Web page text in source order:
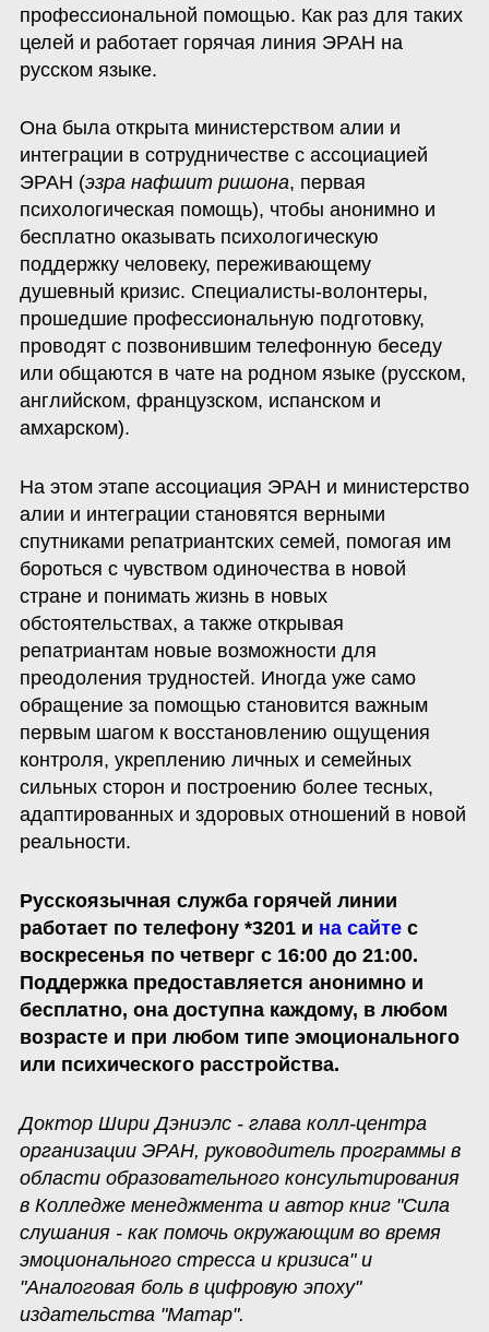
профессиональной помощью. Как раз для таких
целей и работает горячая линия ЭРАН на
русском языке.
Она была открыта министерством алии и
интеграции в сотрудничестве с ассоциацией
ЭРАН (эзра нафшит ришона, первая
психологическая помощь), чтобы анонимно и
бесплатно оказывать психологическую
поддержку человеку, переживающему
душевный кризис. Специалисты-волонтеры,
прошедшие профессиональную подготовку,
проводят с позвонившим телефонную беседу
или общаются в чате на родном языке (русском,
английском, французском, испанском и
амхарском).
На этом этапе ассоциация ЭРАН и министерство
алии и интеграции становятся верными
спутниками репатриантских семей, помогая им
бороться с чувством одиночества в новой
стране и понимать жизнь в новых
обстоятельствах, а также открывая
репатриантам новые возможности для
преодоления трудностей. Иногда уже само
обращение за помощью становится важным
первым шагом к восстановлению ощущения
контроля, укреплению личных и семейных
сильных сторон и построению более тесных,
адаптированных и здоровых отношений в новой
реальности.
Русскоязычная служба горячей линии
работает по телефону *3201 и на сайте с
воскресенья по четверг с 16:00 до 21:00.
Поддержка предоставляется анонимно и
бесплатно, она доступна каждому, в любом
возрасте и при любом типе эмоционального
или психического расстройства.
Доктор Шири Дэниэлс - глава колл-центра
организации ЭРАН, руководитель программы в
области образовательного консультирования
в Колледже менеджмента и автор книг "Сила
слушания - как помочь окружающим во время
эмоционального стресса и кризиса" и
"Аналоговая боль в цифровую эпоху"
издательства "Матар".